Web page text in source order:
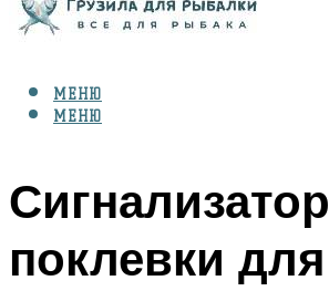
СНАРЯЖЕНИЕ
МЕНЮ
МЕНЮ
Сигнализатор
поклевки для